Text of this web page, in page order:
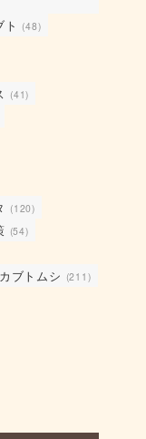
(48)
(41)
(120)
(54)
ブトムシ (211)